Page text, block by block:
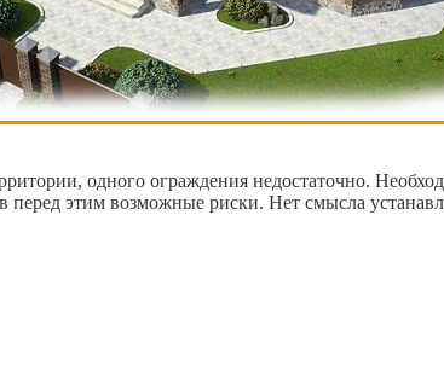
одного ограждения недостаточно.
перед этим возможные риски. Нет смысла